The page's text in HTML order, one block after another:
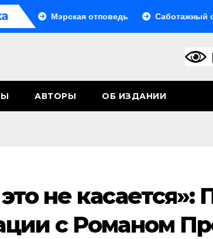
Мэрская отповедь Саботажный фронт
АВТОРЫ ОБ ИЗДАНИИ
не касается»:
с Романом